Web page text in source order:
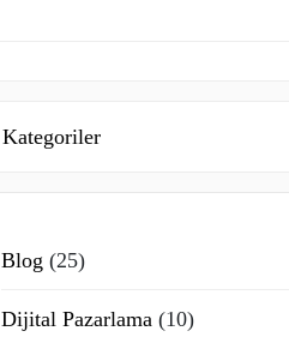
Kategoriler
Blog (25)
Dijital Pazarlama (10)